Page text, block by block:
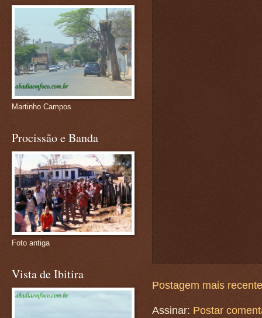
Postagem mais recente
Assinar: Postar
Martinho Campos
Procissão e Banda
Foto antiga
Vista de Ibitira